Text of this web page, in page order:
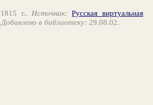
1815 г.. Источник: Русская виртуальная
Добавлено в библиотеку: 29.08.02.